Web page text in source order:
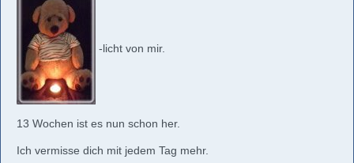
-licht von mir.
13 Wochen ist es nun schon her.
Ich vermisse dich mit jedem Tag mehr.